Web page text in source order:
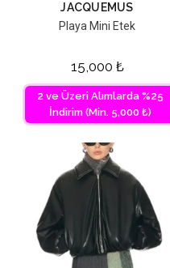
JACQUEMUS
Playa Mini Etek
15,000 ₺
2 ve Üzeri Alımlarda %25
İndirim (Min. 5,000 ₺)